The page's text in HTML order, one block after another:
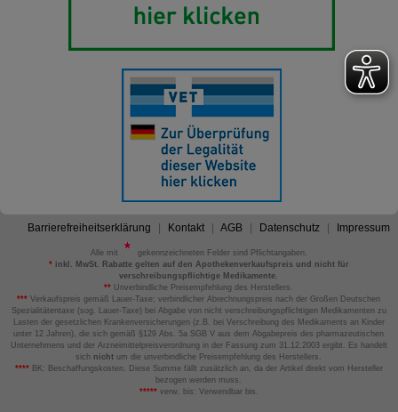
Barrierefreiheitserklärung Kontakt AGB Datenschutz Impressum
Alle mit
gekennzeichneten Felder sind Pflichtangaben.
*inkl. MwSt. Rabatte gelten auf den Apothekenverkaufspreis und nicht für
verschreibungspflichtige Medikamente.
** Unverbindliche Preisempfehlung des Herstellers.
*** Verkaufspreis gemäß Lauer-Taxe; verbindlicher Abrechnungspreis nach der Großen Deutschen
Spezialitätentaxe (sog. Lauer-Taxe) bei Abgabe von nicht verschreibungspflichtigen Medikamenten zu
Lasten der gesetzlichen Krankenversicherungen (z.B. bei Verschreibung des Medikaments an Kinder
unter 12 Jahren), die sich gemäß §129 Abs. 5a SGB V aus dem Abgabepreis des pharmazeutischen
Unternehmens und der Arzneimittelpreisverordnung in der Fassung zum 31.12.2003 ergibt. Es handelt
sich nicht um die unverbindliche Preisempfehlung des Herstellers.
****BK: Beschaffungskosten. Diese Summe fällt zusätzlich an, da der Artikel direkt vom Hersteller
bezogen werden muss.
*****verw. bis: Verwendbar bis.